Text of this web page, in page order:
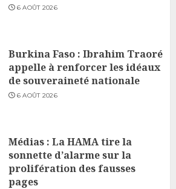
6 AOÛT 2026
Burkina Faso : Ibrahim Traoré
appelle à renforcer les idéaux
de souveraineté nationale
6 AOÛT 2026
Médias : La HAMA tire la
sonnette d’alarme sur la
prolifération des fausses
pages